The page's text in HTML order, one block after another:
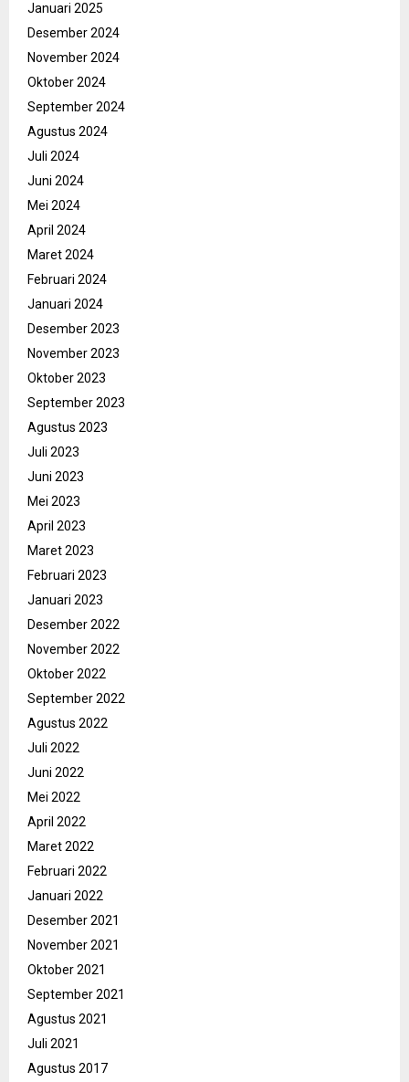
Januari 2025
Desember 2024
November 2024
Oktober 2024
September 2024
Agustus 2024
Juli 2024
Juni 2024
Mei 2024
April 2024
Maret 2024
Februari 2024
Januari 2024
Desember 2023
November 2023
Oktober 2023
September 2023
Agustus 2023
Juli 2023
Juni 2023
Mei 2023
April 2023
Maret 2023
Februari 2023
Januari 2023
Desember 2022
November 2022
Oktober 2022
September 2022
Agustus 2022
Juli 2022
Juni 2022
Mei 2022
April 2022
Maret 2022
Februari 2022
Januari 2022
Desember 2021
November 2021
Oktober 2021
September 2021
Agustus 2021
Juli 2021
Agustus 2017